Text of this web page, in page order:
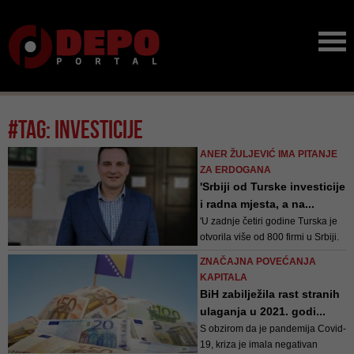
#tag: investicije
ANER ŽULJEVIĆ IMA PITANJE
ZA ERDOGANA
'Srbiji od Turske investicije
i radna mjesta, a na...
'U zadnje četiri godine Turska je
otvorila više od 800 firmi u Srbiji.
Tako da je meni sve jasno!',
nosilac liste KO SDP HNK za
Federalni parlament
ZNAČAJNA POVEĆANJA
KAPITALA
BiH zabilježila rast stranih
ulaganja u 2021. godi...
S obzirom da je pandemija Covid-
19, kriza je imala negativan